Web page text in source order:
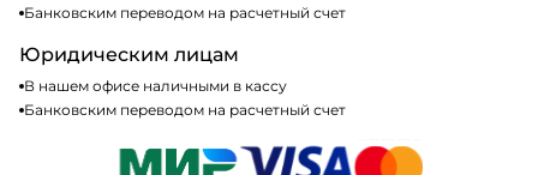
Банковским переводом на расчетный счет
Юридическим лицам
В нашем офисе наличными в кассу
Банковским переводом на расчетный счет